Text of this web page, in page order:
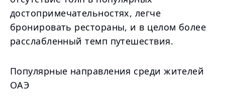
достопримечательностях, легче
бронировать рестораны, и в целом более
расслабленный темп путешествия.
Популярные направления среди жителей
ОАЭ